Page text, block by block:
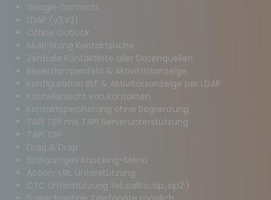
Google Contacts
LDAP (v2,v3)
Office Outlook
Multi String Kontaktsuche
Zentrale Kontaktliste aller Datenquellen
Besetzlampenfeld & Aktivitätsanzeige
Konfiguration BLF & Aktivitätsanzeige per LDAP
Kachelansicht von Kontakten
Kontaktspeicherung ohne Begrenzung
TAPI TSP mit TAPI Serverunterstützung
TAPI TSP
Drag & Drop
Einzigartiges Knocking-Menü
Action-URL Unterstützung
CTC Unterstützung tel:,callto:,sip:,sip2:)